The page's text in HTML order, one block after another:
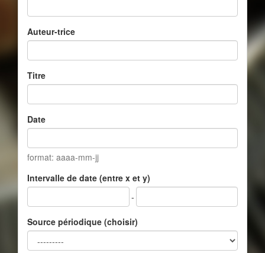
Auteur-trice
Titre
Date
format: aaaa-mm-jj
Intervalle de date (entre x et y)
-
Source périodique (choisir)